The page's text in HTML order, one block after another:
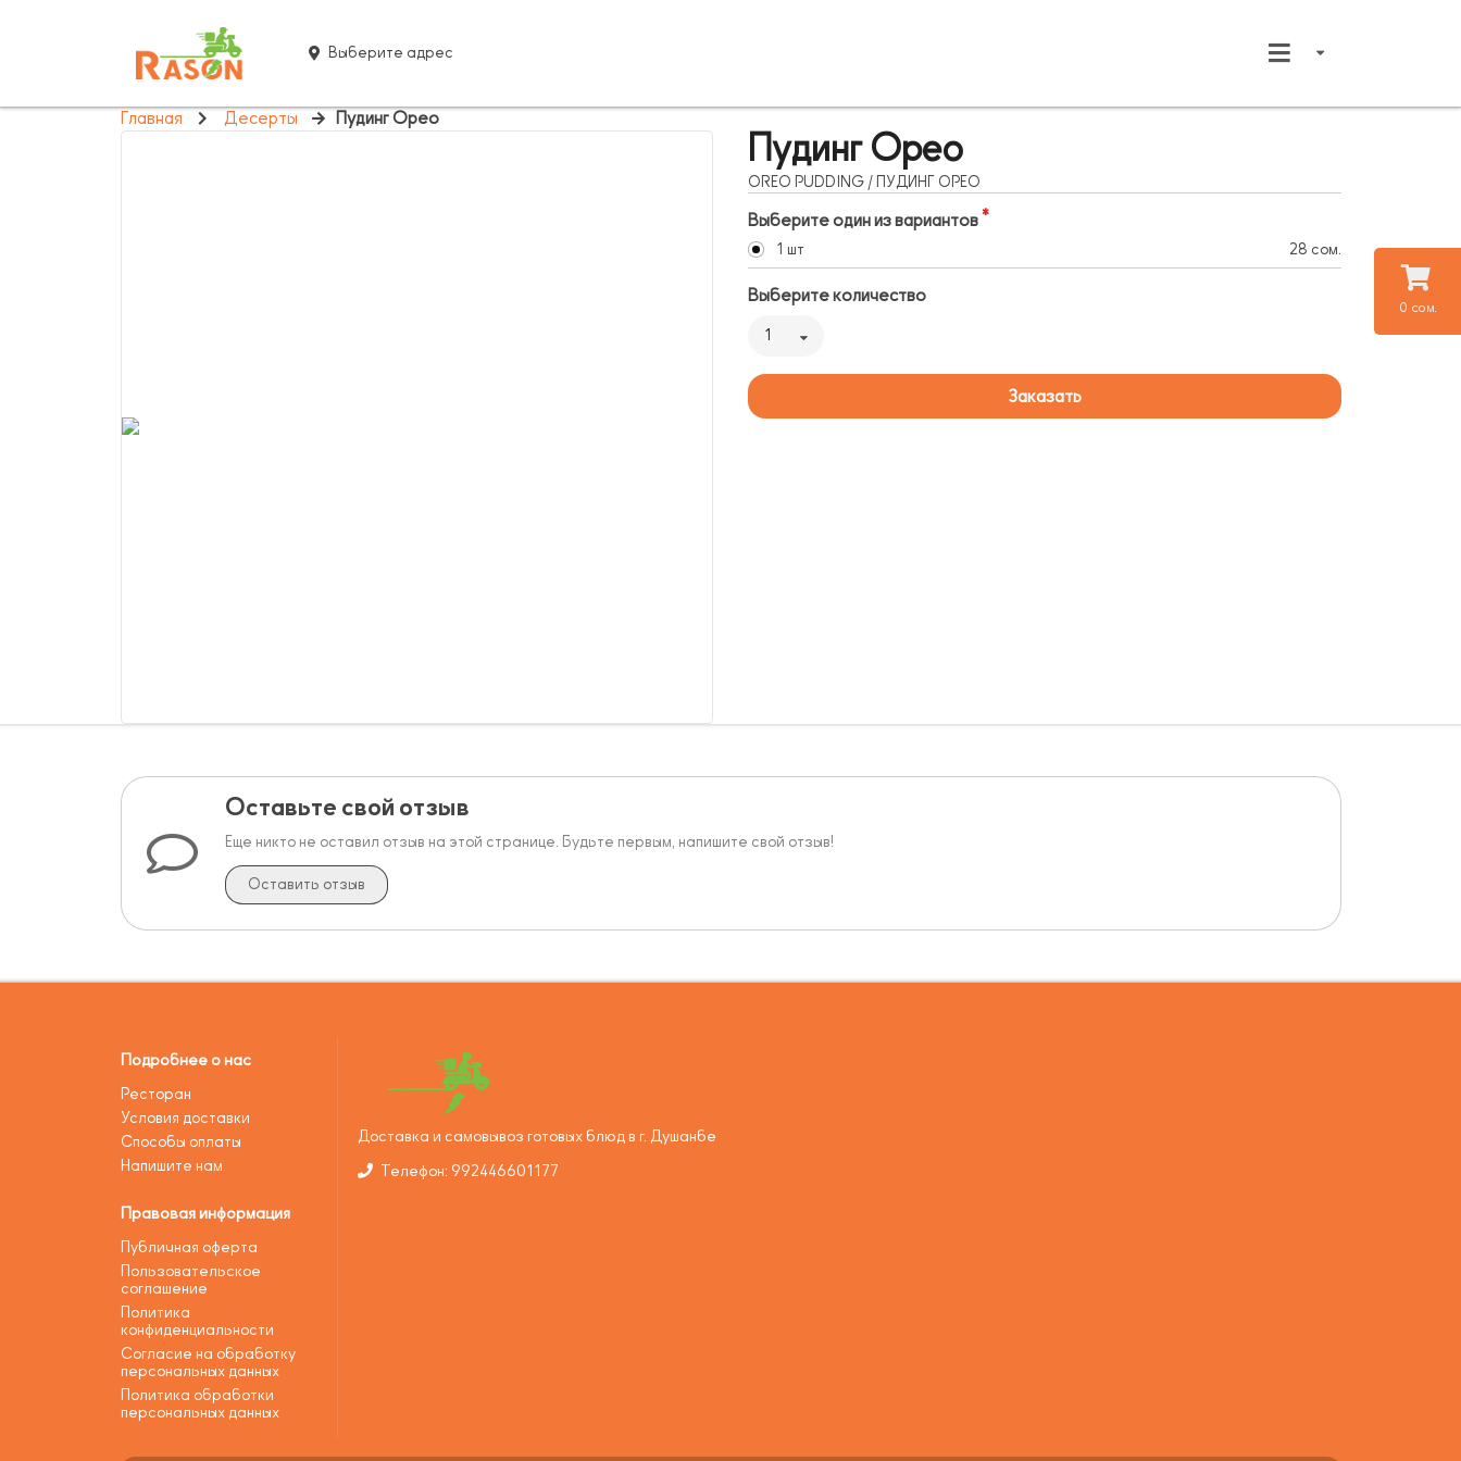
0 сом.
Выберите адрес
Главная Десерты Пудинг Орео
Пудинг Орео
OREO PUDDING / ПУДИНГ ОРЕО
Выберите один из вариантов
1 шт 28 сом.
Выберите количество
1
Заказать
Оставьте свой отзыв
Еще никто не оставил отзыв на этой странице. Будьте первым, напишите свой отзыв!
Оставить отзыв
Подробнее о нас
Ресторан
Условия доставки
Способы оплаты
Напишите нам
Правовая информация
Публичная оферта
Пользовательское
соглашение
Политика
конфиденциальности
Согласие на обработку
персональных данных
Политика обработки
персональных данных
Доставка и самовывоз готовых блюд в г. Душанбе
Телефон: 992446601177